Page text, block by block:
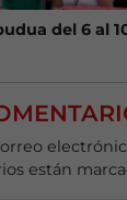
del 6 al
están